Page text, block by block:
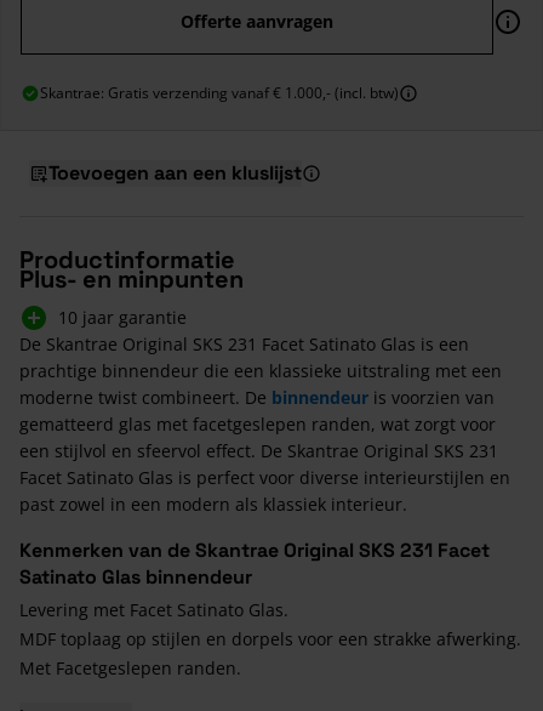
Offerte aanvragen
Skantrae: Gratis verzending vanaf € 1.000,- (incl. btw)
Toevoegen aan een kluslijst
Productinformatie
Plus- en minpunten
10 jaar garantie
De Skantrae Original SKS 231 Facet Satinato Glas is een
prachtige binnendeur die een klassieke uitstraling met een
moderne twist combineert. De binnendeur is voorzien van
gematteerd glas met facetgeslepen randen, wat zorgt voor
een stijlvol en sfeervol effect. De Skantrae Original SKS 231
Facet Satinato Glas is perfect voor diverse interieurstijlen en
past zowel in een modern als klassiek interieur.
Kenmerken van de Skantrae Original SKS 231 Facet
Satinato Glas binnendeur
Levering met Facet Satinato Glas.
MDF toplaag op stijlen en dorpels voor een strakke afwerking.
Met Facetgeslepen randen.